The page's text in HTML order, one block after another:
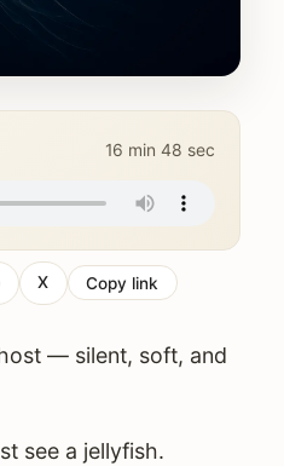
16 min 48 sec
X Copy link
— silent, soft, and
see a jellyfish.